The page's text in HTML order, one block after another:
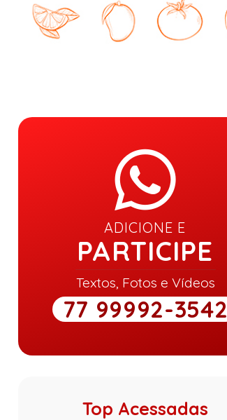
ADICIONE E
PARTICIPE
Textos, Fotos e Vídeos
77 99992-3542
Top Acessadas